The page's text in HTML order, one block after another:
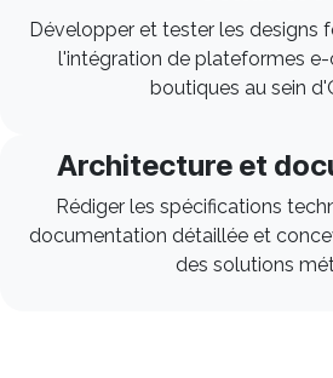
Développer et tester les designs
l'intégration de plateformes
boutiques au sein
Architecture et
Rédiger les spécifications
documentation détaillée et
des solutions